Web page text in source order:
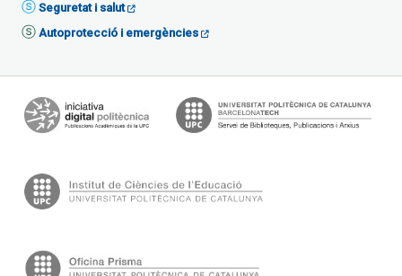
Seguretat i salut
Autoprotecció i emergències